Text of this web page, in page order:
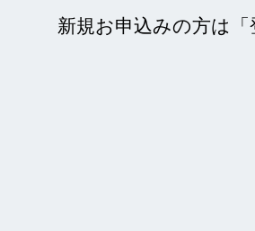
新規お申込みの方は